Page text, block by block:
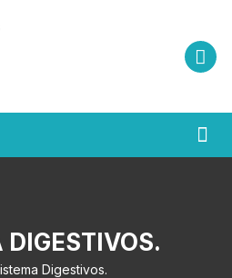
Digestivos.